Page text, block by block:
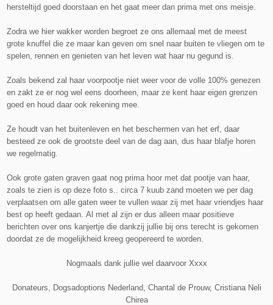
hersteltijd goed doorstaan en het gaat meer dan prima met ons meisje.
Zodra we hier wakker worden begroet ze ons allemaal met de meest
grote knuffel die ze maar kan geven om snel naar buiten te vliegen om te
spelen, rennen en genieten van het leven wat haar nu gegund is.
Zoals bekend zal haar voorpootje niet weer voor de volle 100% genezen
en zakt ze er nog wel eens doorheen, maar ze kent haar eigen grenzen
goed en houd daar ook rekening mee.
Ze houdt van het buitenleven en het beschermen van het erf, daar
besteed ze ook de grootste deel van de dag aan, dus haar blafje horen
we regelmatig.
Ook grote gaten graven gaat nog prima hoor met dat pootje van haar,
zoals te zien is op deze foto s.. circa 7 kuub zand moeten we per dag
verplaatsen om alle gaten weer te vullen waar zij met haar vriendjes haar
best op heeft gedaan.Al met al zijn er dus alleen maar positieve
berichten over ons kanjertje die dankzij jullie bij ons terecht is gekomen
doordat ze de mogelijkheid kreeg geopereerd te worden.
Nogmaals dank jullie wel daarvoor Xxxx
Donateurs, Dogsadoptions Nederland, Chantal de Prouw, Cristiana Neli
Chirea